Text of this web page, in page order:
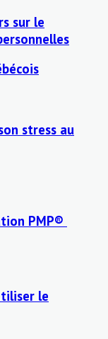
sur le
stress au
PMP®
le